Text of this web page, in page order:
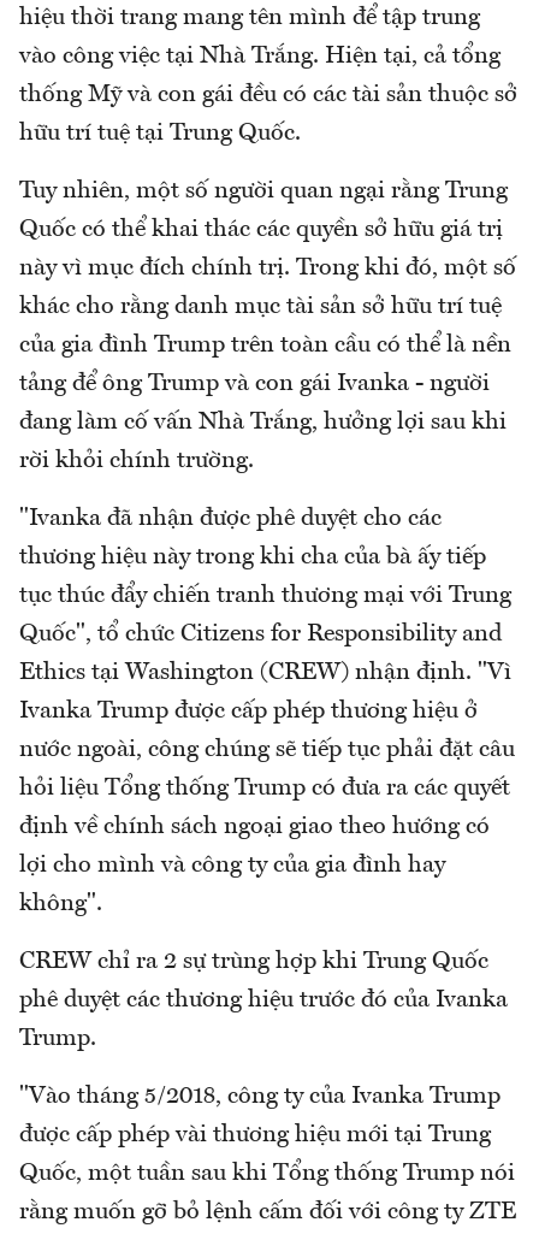
hiệu thời trang mang tên mình để tập trung
vào công việc tại Nhà Trắng. Hiện tại, cả tổng
thống Mỹ và con gái đều có các tài sản thuộc sở
hữu trí tuệ tại Trung Quốc.
Tuy nhiên, một số người quan ngại rằng Trung
Quốc có thể khai thác các quyền sở hữu giá trị
này vì mục đích chính trị. Trong khi đó, một số
khác cho rằng danh mục tài sản sở hữu trí tuệ
của gia đình Trump trên toàn cầu có thể là nền
tảng để ông Trump và con gái Ivanka - người
đang làm cố vấn Nhà Trắng, hưởng lợi sau khi
rời khỏi chính trường.
"Ivanka đã nhận được phê duyệt cho các
thương hiệu này trong khi cha của bà ấy tiếp
tục thúc đẩy chiến tranh thương mại với Trung
Quốc", tổ chức Citizens for Responsibility and
Ethics tại Washington (CREW) nhận định. "Vì
Ivanka Trump được cấp phép thương hiệu ở
nước ngoài, công chúng sẽ tiếp tục phải đặt câu
hỏi liệu Tổng thống Trump có đưa ra các quyết
định về chính sách ngoại giao theo hướng có
lợi cho mình và công ty của gia đình hay
không".
CREW chỉ ra 2 sự trùng hợp khi Trung Quốc
phê duyệt các thương hiệu trước đó của Ivanka
Trump.
"Vào tháng 5/2018, công ty của Ivanka Trump
được cấp phép vài thương hiệu mới tại Trung
Quốc, một tuần sau khi Tổng thống Trump nói
rằng muốn gỡ bỏ lệnh cấm đối với công ty ZTE